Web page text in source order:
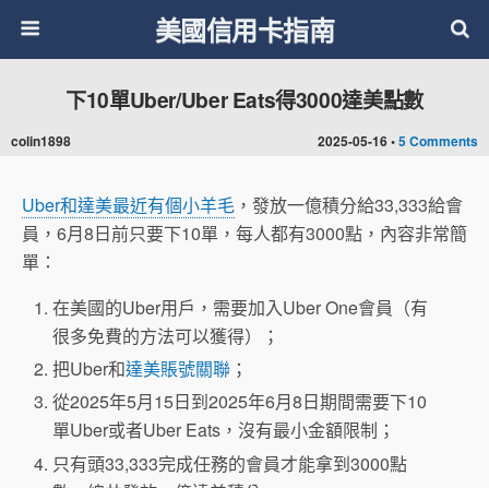
美國信用卡指南
2025-05-16 •5 Comments
下10單Uber/Uber Eats得3000達美點數
colin1898
Uber和達美最近有個小羊毛 ，發放一億積分給33,333給會
員，6月8日前只要下10單，每人都有3000點，內容非常簡
單：
在美國的Uber用戶，需要加入Uber One會員（有
很多免費的方法可以獲得）；
把Uber和達美賬號關聯 ；
從2025年5月15日到2025年6月8日期間需要下10
單Uber或者Uber Eats，沒有最小金額限制；
只有頭33,333完成任務的會員才能拿到3000點